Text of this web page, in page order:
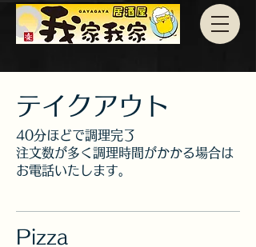
テイクアウト
40分ほどで調理完了
注文数が多く調理時間がかかる場合は
お電話いたします。
Pizza